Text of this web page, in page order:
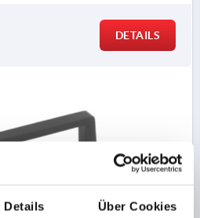
Details Über Cookies
DETAILS